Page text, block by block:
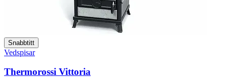
Snabbtitt
Vedspisar
Thermorossi Vittoria